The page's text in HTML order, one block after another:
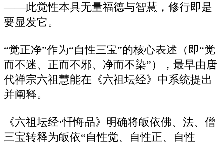
——此觉性本具无量福德与智慧，修行即是
要显发它。‌‌
“觉正净”作为“自性三宝”的核心表述（即“觉
而不迷、正而不邪、净而不染”），最早由唐
代禅宗六祖慧能在《六祖坛经》中系统提出
并阐释。‌‌
《六祖坛经·忏悔品》明确将皈依佛、法、僧
三宝转释为皈依“自性觉、自性正、自性